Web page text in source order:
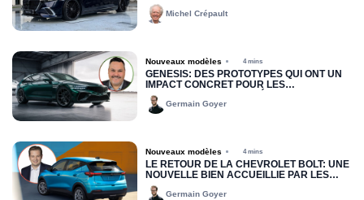
Michel Crépault
Nouveaux modèles 4 mins
GENESIS: DES PROTOTYPES QUI ONT UN
IMPACT CONCRET POUR LES
DISTRIBUTEURS DU QUÉBEC
Germain Goyer
Nouveaux modèles 4 mins
LE RETOUR DE LA CHEVROLET BOLT: UNE
NOUVELLE BIEN ACCUEILLIE PAR LES
CONCESSIONNAIRES
Germain Goyer